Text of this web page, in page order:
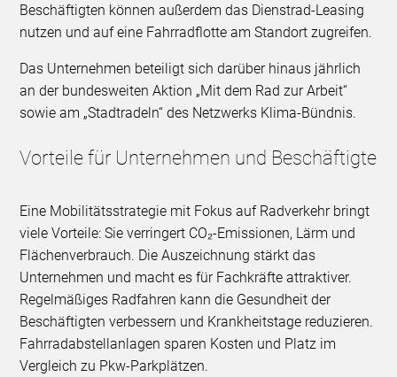
Beschäftigten können außerdem das Dienstrad-Leasing
nutzen und auf eine Fahrradflotte am Standort zugreifen.
Das Unternehmen beteiligt sich darüber hinaus jährlich
an der bundesweiten Aktion „Mit dem Rad zur Arbeit“
sowie am „Stadtradeln“ des Netzwerks Klima-Bündnis.
Vorteile für Unternehmen und Beschäftigte
Eine Mobilitätsstrategie mit Fokus auf Radverkehr bringt
viele Vorteile: Sie verringert CO₂-Emissionen, Lärm und
Flächenverbrauch. Die Auszeichnung stärkt das
Unternehmen und macht es für Fachkräfte attraktiver.
Regelmäßiges Radfahren kann die Gesundheit der
Beschäftigten verbessern und Krankheitstage reduzieren.
Fahrradabstellanlagen sparen Kosten und Platz im
Vergleich zu Pkw-Parkplätzen.